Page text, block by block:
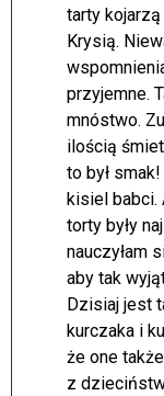
tarty
Krysią.
przyjemne.
mnóstwo.
ilością
to był
kisiel babci.
torty były
nauczyłam
aby tak
Dzisiaj jest
kurczaka i
że one
z